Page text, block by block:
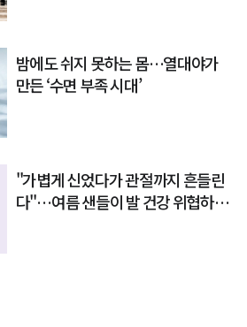
밤에도 쉬지 못하는 몸…열대야가
만든 ‘수면 부족 시대’
"가볍게 신었다가 관절까지 흔들린
다"…여름 샌들이 발 건강 위협하는